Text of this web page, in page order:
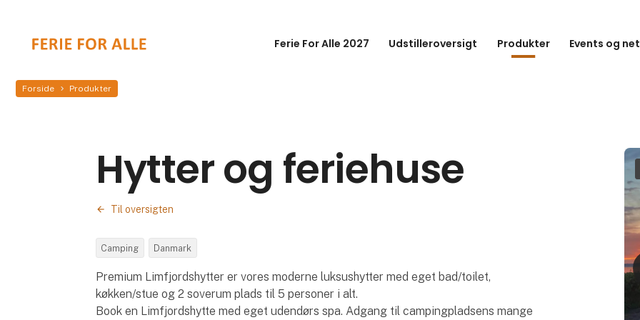
Ferie For Alle 2027 Udstilleroversigt Produkter Events og
Forside Produkter
Hytter og feriehuse
Til oversigten
Camping Danmark
Premium Limfjordshytter er vores moderne luksushytter med eget bad/toilet,
køkken/stue og 2 soverum plads til 5 personer i alt.
Book en Limfjordshytte med eget udendørs spa. Adgang til campingpladsens mange